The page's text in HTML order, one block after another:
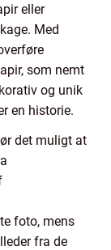
eller
Med
som nemt
og unik
en historie.
det muligt at
foto, mens
fra de